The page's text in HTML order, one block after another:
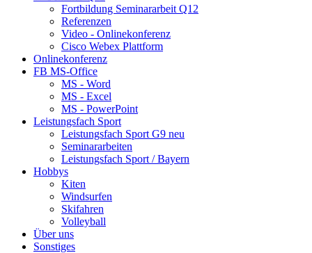
Fortbildung Seminararbeit Q12
Referenzen
Video - Onlinekonferenz
Cisco Webex Plattform
Onlinekonferenz
FB MS-Office
MS - Word
MS - Excel
MS - PowerPoint
Leistungsfach Sport
Leistungsfach Sport G9 neu
Seminararbeiten
Leistungsfach Sport / Bayern
Hobbys
Kiten
Windsurfen
Skifahren
Volleyball
Über uns
Sonstiges